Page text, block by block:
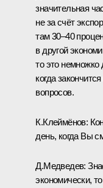
значительная
не за счёт
там 30–40
в другой
то это немножко
когда
вопросов.
К.Клеймёнов:
день, когда Вы
Д.Медведев:
экономически,